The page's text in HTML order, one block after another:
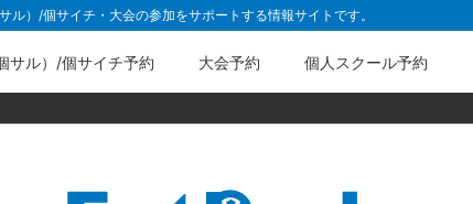
）/個サイチ・大会の参加をサポートする情報サイトです。
サル）/個サイチ予約 大会予約 個人スクール予約